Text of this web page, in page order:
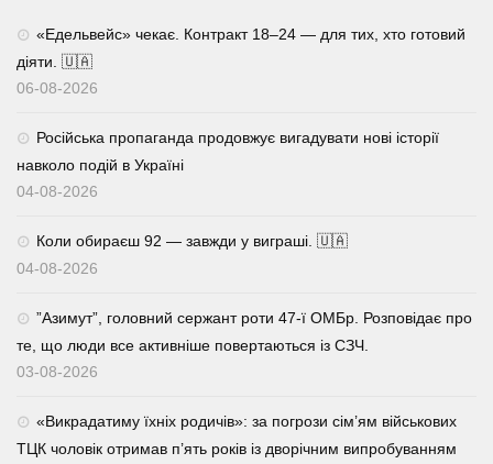
«Едельвейс» чекає. Контракт 18–24 — для тих, хто готовий
діяти. 🇺🇦
06-08-2026
Російська пропаганда продовжує вигадувати нові історії
навколо подій в Україні
04-08-2026
Коли обираєш 92 — завжди у виграші. 🇺🇦
04-08-2026
⁨”Азимут”, головний сержант роти 47-ї ОМБр. Розповідає про
те, що люди все активніше повертаються із СЗЧ.
03-08-2026
«Викрадатиму їхніх родичів»: за погрози сім’ям військових
ТЦК чоловік отримав п’ять років із дворічним випробуванням